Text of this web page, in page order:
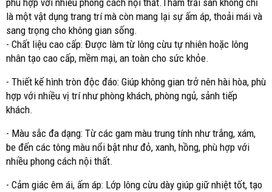
phù hợp với nhiều phong cách nội thất.Thảm trải sàn không chỉ
là một vật dụng trang trí mà còn mang lại sự ấm áp, thoải mái và
sang trọng cho không gian sống.
- Chất liệu cao cấp: Được làm từ lông cừu tự nhiên hoặc lông
nhân tạo cao cấp, mềm mại, an toàn cho sức khỏe.
- Thiết kế hình tròn độc đáo: Giúp không gian trở nên hài hòa, phù
hợp với nhiều vị trí như phòng khách, phòng ngủ, sảnh tiếp
khách.
- Màu sắc đa dạng: Từ các gam màu trung tính như trắng, xám,
be đến các tông màu nổi bật như đỏ, xanh, hồng, phù hợp với
nhiều phong cách nội thất.
- Cảm giác êm ái, ấm áp: Lớp lông cừu dày giúp giữ nhiệt tốt, tạo